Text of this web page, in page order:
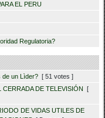
EL PERU
Regulatoria?
de un Lìder? [ 51 votes ]
CERRADA DE TELEVISIÓN [
DE VIDAS UTILES DE